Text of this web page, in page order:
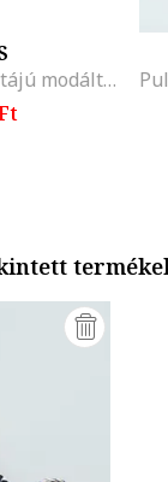
Logós batikolt mintájú modáltartalmú body